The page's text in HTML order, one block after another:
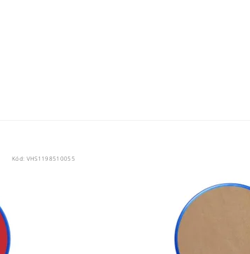
Kód: VHS1198510055